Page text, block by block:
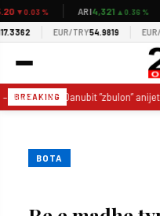
▼0.03 % 4,321▲0.36 %
EUR/TRY54.9819 EUR/JPY
BREAKING
Niveli i ulët i Danubit ”zbulon”
BOTA